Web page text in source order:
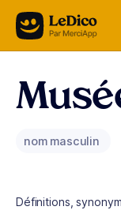
Aller au contenu
nom masculin
Définitions,